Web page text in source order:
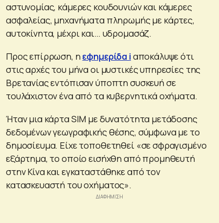
αστυνομίας, κάμερες κουδουνιών και κάμερες
ασφαλείας, μηχανήματα πληρωμής με κάρτες,
αυτοκίνητα, μέχρι και… υδρομασάζ.
Προς επίρρωση, ηεφημερίδα i αποκάλυψε ότι
στις αρχές του μήνα οι μυστικές υπηρεσίες της
Βρετανίας εντόπισαν ύποπτη συσκευή σε
τουλάχιστον ένα από τα κυβερνητικά οχήματα.
Ήταν μια κάρτα SIM με δυνατότητα μετάδοσης
δεδομένων γεωγραφικής θέσης, σύμφωνα με το
δημοσίευμα. Είχε τοποθετηθεί «σε σφραγισμένο
εξάρτημα, το οποίο εισήχθη από προμηθευτή
στην Κίνα και εγκαταστάθηκε από τον
κατασκευαστή του οχήματος».